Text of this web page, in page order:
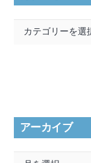
アーカイブ